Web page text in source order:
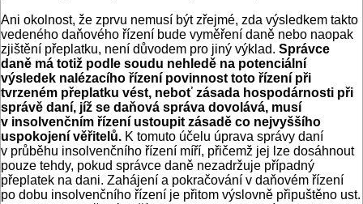
Ani okolnost, že zprvu nemusí být zřejmé, zda výsledkem takto
vedeného daňového řízení bude vyměření daně nebo naopak
zjištění přeplatku, není důvodem pro jiný výklad. Správce
daně má totiž podle soudu nehledě na potenciální
výsledek nalézacího řízení povinnost toto řízení při
tvrzeném přeplatku vést, neboť zásada hospodárnosti při
správě daní, jíž se daňová správa dovolává, musí
v insolvenčním řízení ustoupit zásadě co nejvyššího
uspokojení věřitelů. K tomuto účelu úprava správy daní
v průběhu insolvenčního řízení míří, přičemž jej lze dosáhnout
pouze tehdy, pokud správce daně nezadržuje případný
přeplatek na dani. Zahájení a pokračování v daňovém řízení
po dobu insolvenčního řízení je přitom výslovně připuštěno ust.